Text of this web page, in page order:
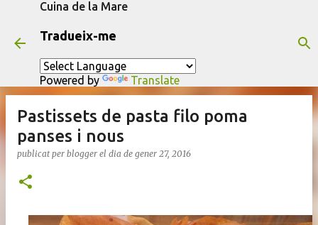
Cuina de la Mare
Tradueix-me
Powered by Translate
Pastissets de pasta filo poma
panses i nous
publicat per blogger el dia de gener 27, 2016